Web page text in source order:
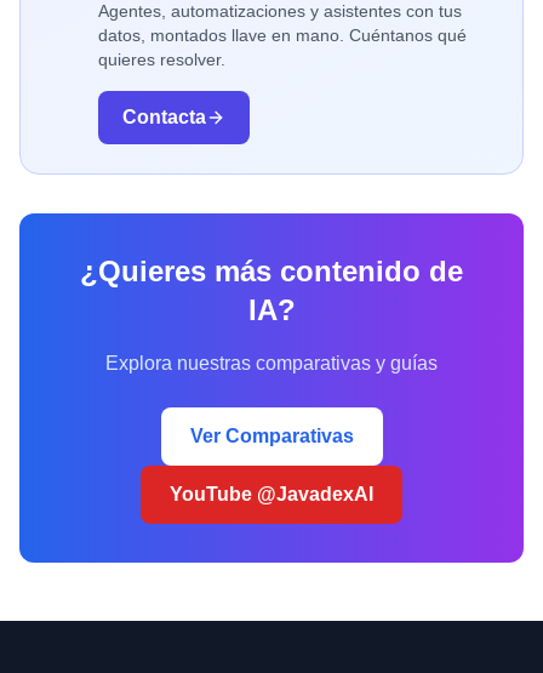
Agentes, automatizaciones y asistentes con tus
datos, montados llave en mano. Cuéntanos qué
quieres resolver.
Contacta
¿Quieres más contenido de
IA?
Explora nuestras comparativas y guías
Ver Comparativas
YouTube @JavadexAI